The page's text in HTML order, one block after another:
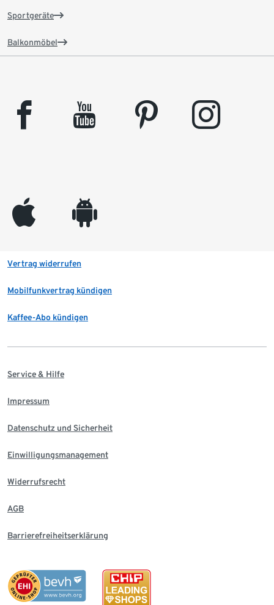
Sportgeräte
Balkonmöbel
facebook youtube pinterest instagram
appleinc android
Vertrag widerrufen
Mobilfunkvertrag kündigen
Kaffee-Abo kündigen
Service & Hilfe
Impressum
Datenschutz und Sicherheit
Einwilligungsmanagement
Widerrufsrecht
AGB
Barrierefreiheitserklärung